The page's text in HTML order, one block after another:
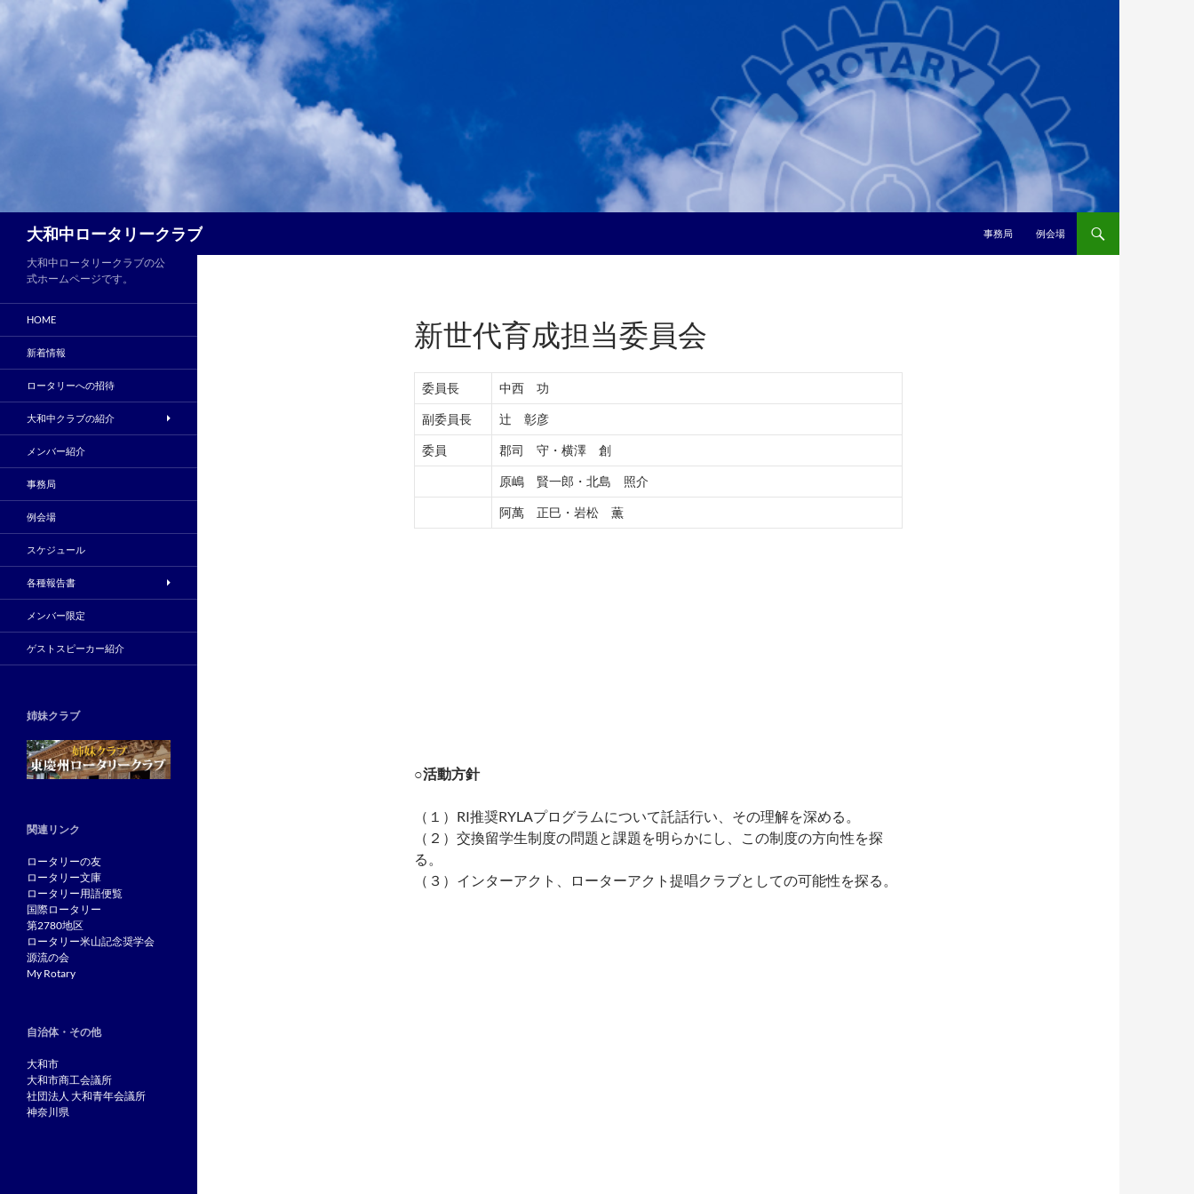
大和中ロータリークラブ 事務局 例会場
新世代育成担当委員会
委員長 中西 功
副委員長 辻 彰彦
委員 郡司 守・横澤 創
原嶋 賢一郎・北島 照介
阿萬 正巳・岩松 薫
○活動方針
（１）RI推奨RYLAプログラムについて託話行い、その理解を深める。
（２）交換留学生制度の問題と課題を明らかにし、この制度の方向性を探
る。
（３）インターアクト、ローターアクト提唱クラブとしての可能性を探る。
大和中ロータリークラブの公
式ホームページです。
HOME
新着情報
ロータリーへの招待
大和中クラブの紹介
メンバー紹介
事務局
例会場
スケジュール
各種報告書
メンバー限定
ゲストスピーカー紹介
姉妹クラブ
関連リンク
ロータリーの友
ロータリー文庫
ロータリー用語便覧
国際ロータリー
第2780地区
ロータリー米山記念奨学会
源流の会
My Rotary
自治体・その他
大和市
大和市商工会議所
社団法人 大和青年会議所
神奈川県